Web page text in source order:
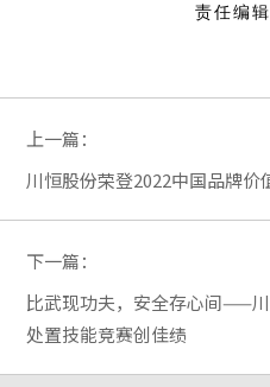
责任编
上一篇：
川恒股份荣登2022中国品牌价
下一篇：
比武现功夫，安全存心间——
处置技能竞赛创佳绩